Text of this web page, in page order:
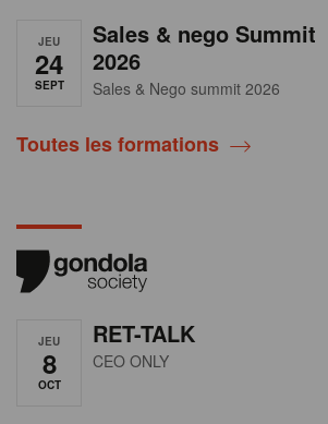
JEU
24
SEPT
Sales & nego Summit
2026
Sales & Nego summit 2026
Toutes les formations
JEU
8
OCT
RET-TALK
CEO ONLY